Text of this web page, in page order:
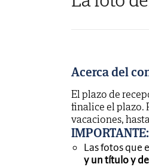
Acerca del
El plazo de
finalice el plazo.
vacaciones,
IMPORTANTE:
Las fotos que
y un título y